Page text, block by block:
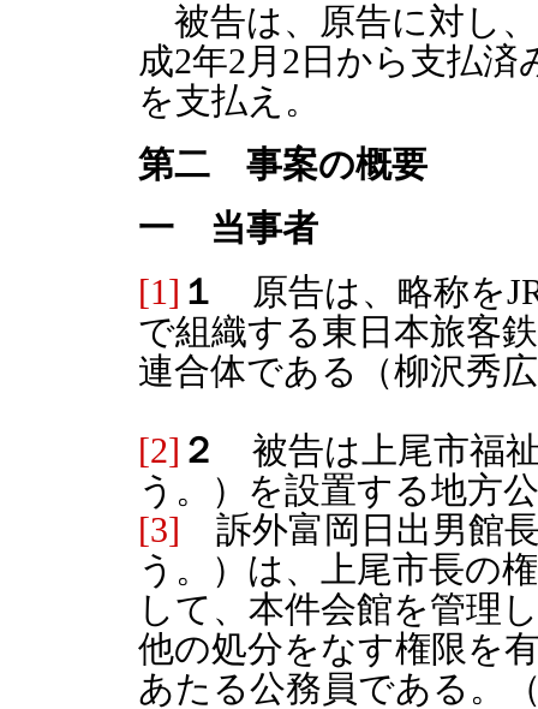
被告は、原告に対し
成2年2月2日から支払
を支払え。
第二 事案の概要
一 当事者
[1] １
原告は、略称を
で組織する東日本旅客
連合体である（柳沢秀
[2] ２
被告は上尾市福
う。）を設置する地方
[3] 訴外富岡日出男館
う。）は、上尾市長の
して、本件会館を管理
他の処分をなす権限を
あたる公務員である。